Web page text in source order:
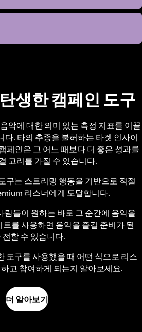
생한 캠페인 도구
악에 대한 의미 있는 측정 지표를 이끌
다. 타의 추종을 불허하는 타겟 인사이
페인은 그 어느 때보다 더 좋은 성과를
고리를 가질 수 있습니다.
구는 스트리밍 행동을 기반으로 적절
리스너에게 도달합니다.
람들이 원하는 바로 그 순간에 음악을
를 사용하면 음악을 즐길 준비가 된
할 수 있습니다.
도구를 사용했을 때 어떤 식으로 리스
고 참여하게 되는지 알아보세요.
더 알아보기